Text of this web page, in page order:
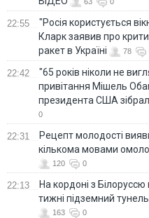
22:55
"Росія користується
Кларк заявив про
ракет в Україні
78
22:42
"65 років ніколи не
привітання Мішель
президента США
0
22:31
Рецепт молодості
кількома мовами
120 0
22:13
На кордоні з
тижні підземний
163 0